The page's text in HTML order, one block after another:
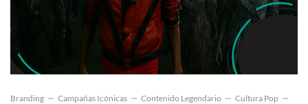
Branding Campañas Icónicas Contenido Legendario
Cultura Pop